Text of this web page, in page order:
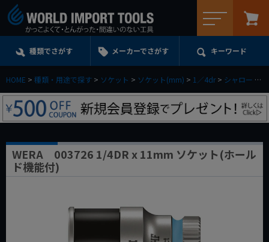
種類でさがす メーカーでさがす キーワード
HOME 種類・用途で探す ソケット ソケット(mm) 1／4dr シャロー
WERA 003726 1/4DR x 11mm ソケット(ホール
ド機能付)